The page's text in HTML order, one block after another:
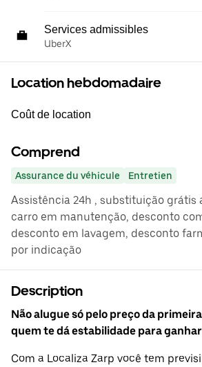
Services admissibles
UberX
Location hebdomadaire
Coût de location
Comprend
Assurance du véhicule Entretien
Assistência 24h , substituição grátis
carro em manutenção, desconto
desconto em lavagem, desconto
por indicação
Description
Não alugue só pelo preço da
quem te dá estabilidade para
Com a Localiza Zarp você tem